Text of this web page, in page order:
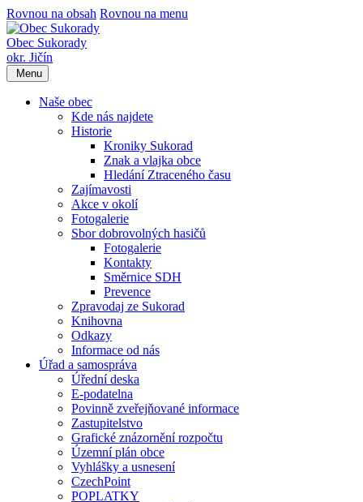
Rovnou na obsah Rovnou na menu
Obec Sukorady
okr. Jičín
Menu
Naše obec
Kde nás najdete
Historie
Kroniky Sukorad
Znak a vlajka obce
Hledání Ztraceného času
Zajímavosti
Akce v okolí
Fotogalerie
Sbor dobrovolných hasičů
Fotogalerie
Kontakty
Směrnice SDH
Prevence
Zpravodaj ze Sukorad
Knihovna
Odkazy
Informace od nás
Úřad a samospráva
Úřední deska
E-podatelna
Povinně zveřejňované informace
Zastupitelstvo
Grafické znázornění rozpočtu
Územní plán obce
Vyhlášky a usnesení
CzechPoint
POPLATKY